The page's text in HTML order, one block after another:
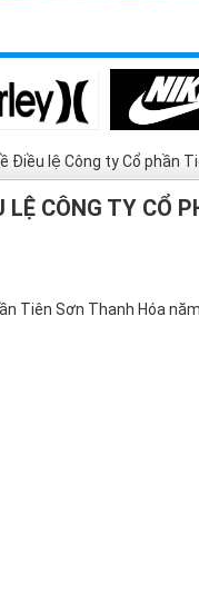
Điều lệ Công ty Cổ phần
LỆ CÔNG TY CỔ
Tiên Sơn Thanh Hóa